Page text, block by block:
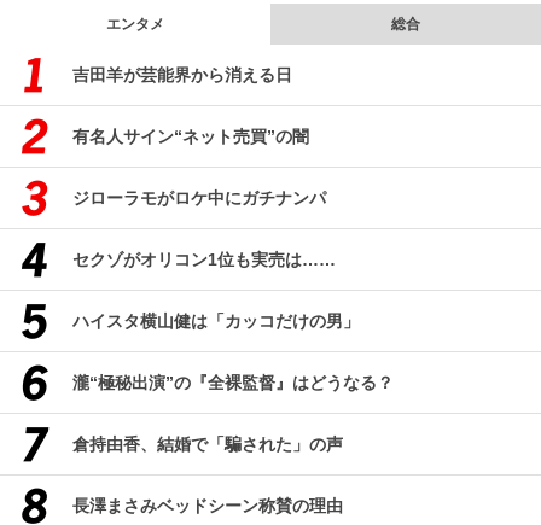
エンタメ 総合
吉田羊が芸能界から消える日
有名人サイン“ネット売買”の闇
ジローラモがロケ中にガチナンパ
セクゾがオリコン1位も実売は……
ハイスタ横山健は「カッコだけの男」
瀧“極秘出演”の『全裸監督』はどうなる？
倉持由香、結婚で「騙された」の声
長澤まさみベッドシーン称賛の理由